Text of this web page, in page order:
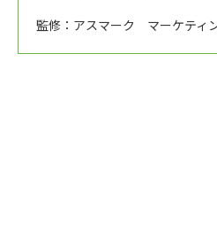
監修：アスマーク マーケティ